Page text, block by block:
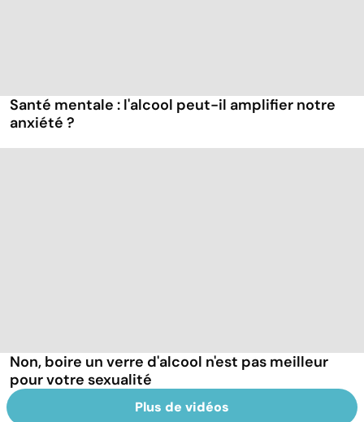
Santé mentale : l'alcool peut-il amplifier notre
anxiété ?
Non, boire un verre d'alcool n'est pas meilleur
pour votre sexualité
Plus de vidéos